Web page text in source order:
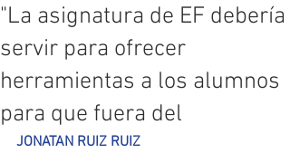
"La asignatura de EF debería
servir para ofrecer
herramientas a los alumnos
para que fuera del
JONATAN RUIZ RUIZ